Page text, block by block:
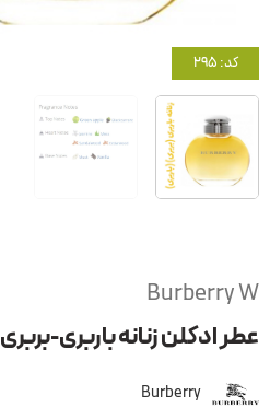
کد: 295
Burberry W
عطر ادکلن زنانه باربری-بربری
Burberry